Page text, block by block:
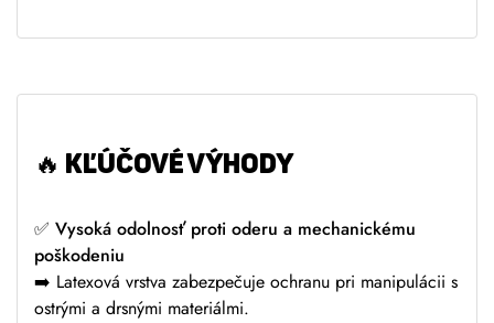
🔥 KĽÚČOVÉ VÝHODY
✅ Vysoká odolnosť proti oderu a mechanickému
poškodeniu
➡️ Latexová vrstva zabezpečuje ochranu pri manipulácii s
ostrými a drsnými materiálmi.